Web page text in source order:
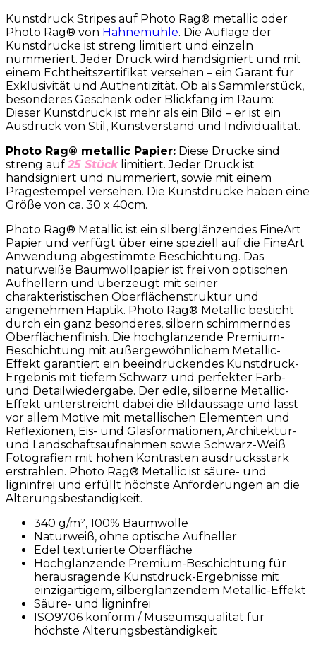
Kunstdruck Stripes auf Photo Rag® metallic oder
Photo Rag® von Hahnemühle. Die Auflage der
Kunstdrucke ist streng limitiert und einzeln
nummeriert. Jeder Druck wird handsigniert und mit
einem Echtheitszertifikat versehen – ein Garant für
Exklusivität und Authentizität. Ob als Sammlerstück,
besonderes Geschenk oder Blickfang im Raum:
Dieser Kunstdruck ist mehr als ein Bild – er ist ein
Ausdruck von Stil, Kunstverstand und Individualität.
Photo Rag® metallic Papier: Diese Drucke sind
streng auf 25 Stücklimitiert. Jeder Druck ist
handsigniert und nummeriert, sowie mit einem
Prägestempel versehen. Die Kunstdrucke haben eine
Größe von ca. 30 x 40cm.
Photo Rag® Metallic ist ein silberglänzendes FineArt
Papier und verfügt über eine speziell auf die FineArt
Anwendung abgestimmte Beschichtung. Das
naturweiße Baumwollpapier ist frei von optischen
Aufhellern und überzeugt mit seiner
charakteristischen Oberflächenstruktur und
angenehmen Haptik. Photo Rag® Metallic besticht
durch ein ganz besonderes, silbern schimmerndes
Oberflächenfinish. Die hochglänzende Premium-
Beschichtung mit außergewöhnlichem Metallic-
Effekt garantiert ein beeindruckendes Kunstdruck-
Ergebnis mit tiefem Schwarz und perfekter Farb-
und Detailwiedergabe. Der edle, silberne Metallic-
Effekt unterstreicht dabei die Bildaussage und lässt
vor allem Motive mit metallischen Elementen und
Reflexionen, Eis- und Glasformationen, Architektur-
und Landschaftsaufnahmen sowie Schwarz-Weiß
Fotografien mit hohen Kontrasten ausdrucksstark
erstrahlen. Photo Rag® Metallic ist säure- und
ligninfrei und erfüllt höchste Anforderungen an die
Alterungsbeständigkeit.
340 g/m², 100% Baumwolle
Naturweiß, ohne optische Aufheller
Edel texturierte Oberfläche
Hochglänzende Premium-Beschichtung für
herausragende Kunstdruck-Ergebnisse mit
einzigartigem, silberglänzendem Metallic-Effekt
Säure- und ligninfrei
ISO9706 konform / Museumsqualität für
höchste Alterungsbeständigkeit